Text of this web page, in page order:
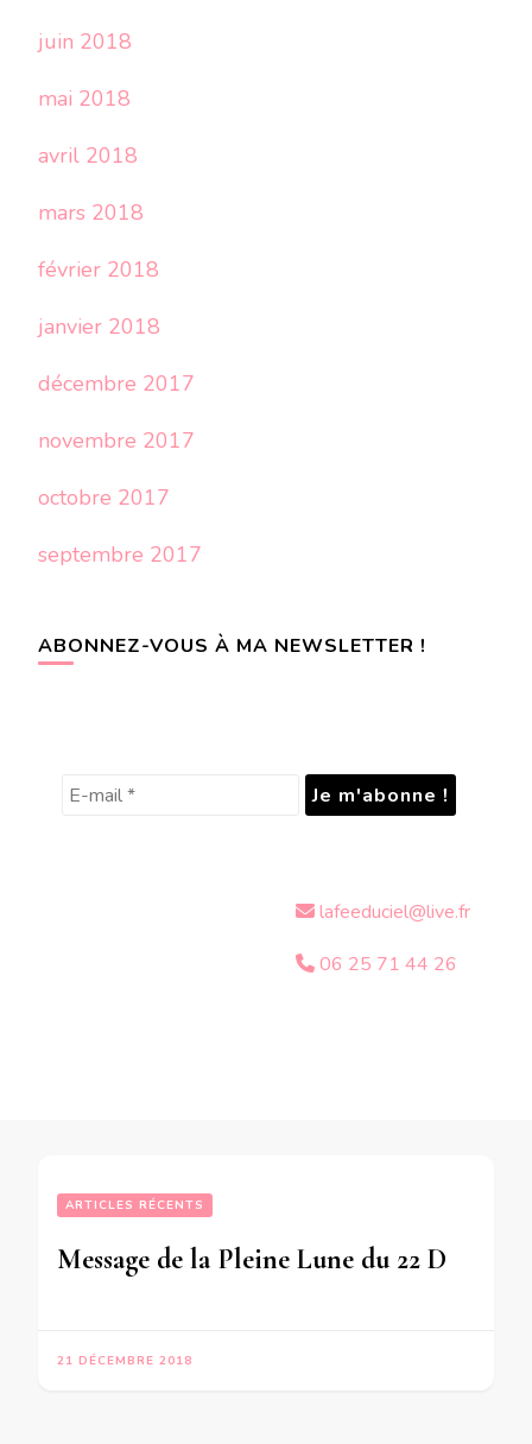
juin 2018
mai 2018
avril 2018
mars 2018
février 2018
janvier 2018
décembre 2017
novembre 2017
octobre 2017
septembre 2017
ABONNEZ-VOUS À MA NEWSLETTER !
lafeeduciel@live.fr
06 25 71 44 26
ARTICLES RÉCENTS
21 DÉCEMBRE 2018